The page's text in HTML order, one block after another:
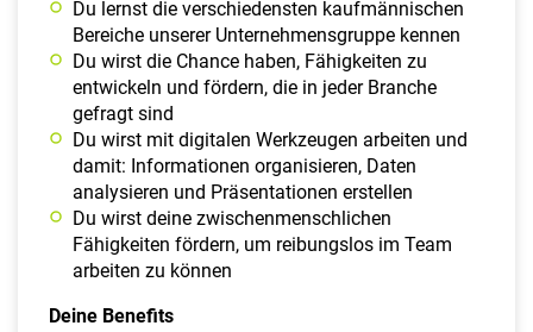
Du lernst die verschiedensten kaufmännischen
Bereiche unserer Unternehmensgruppe kennen
Du wirst die Chance haben, Fähigkeiten zu
entwickeln und fördern, die in jeder Branche
gefragt sind
Du wirst mit digitalen Werkzeugen arbeiten und
damit: Informationen organisieren, Daten
analysieren und Präsentationen erstellen
Du wirst deine zwischenmenschlichen
Fähigkeiten fördern, um reibungslos im Team
arbeiten zu können
Deine Benefits